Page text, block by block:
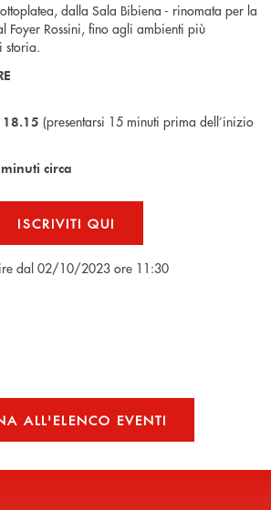
dalla Sala Bibiena - rinomata per la
Foyer Rossini, fino agli ambienti più
storia.
18.15 (presentarsi 15 minuti prima dell’inizio
circa
ISCRIVITI QUI
dal02/10/2023ore 11:30
ALL'ELENCO EVENTI